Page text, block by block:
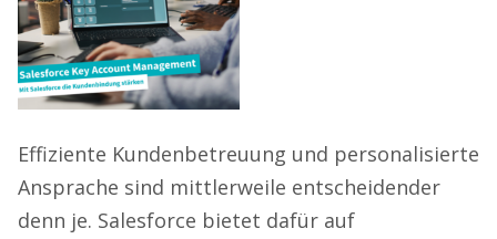
Effiziente Kundenbetreuung und personalisierte
Ansprache sind mittlerweile entscheidender
denn je. Salesforce bietet dafür auf